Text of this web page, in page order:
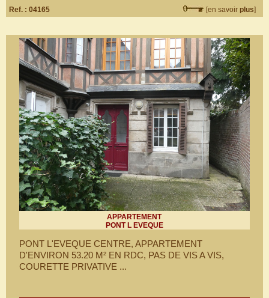
Ref. : 04165 [en savoir plus]
APPARTEMENT
PONT L EVEQUE
PONT L'EVEQUE CENTRE, APPARTEMENT
D'ENVIRON 53.20 M² EN RDC, PAS DE VIS A VIS,
COURETTE PRIVATIVE ...